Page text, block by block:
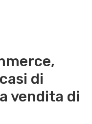
di
vendita di